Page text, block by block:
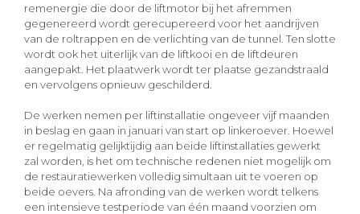
remenergie die door de liftmotor bij het afremmen
gegenereerd wordt gerecupereerd voor het aandrijven
van de roltrappen en de verlichting van de tunnel. Ten slotte
wordt ook het uiterlijk van de liftkooi en de liftdeuren
aangepakt. Het plaatwerk wordt ter plaatse gezandstraald
en vervolgens opnieuw geschilderd.
De werken nemen per liftinstallatie ongeveer vijf maanden
in beslag en gaan in januari van start op linkeroever. Hoewel
er regelmatig gelijktijdig aan beide liftinstallaties gewerkt
zal worden, is het om technische redenen niet mogelijk om
de restauratiewerken volledig simultaan uit te voeren op
beide oevers. Na afronding van de werken wordt telkens
een intensieve testperiode van één maand voorzien om